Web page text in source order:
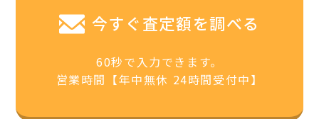
今すぐ査定額を調べる
60秒で入力できます。
営業時間【年中無休 24時間受付中】